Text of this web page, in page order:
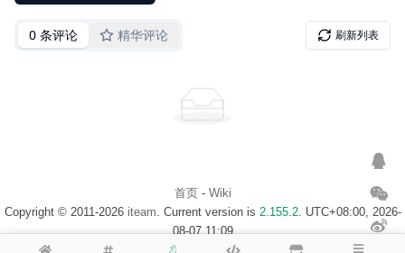
首页- Wiki
Copyright © 2011-2026 iteam. Current version is 2.155.2. UTC+08:00, 2026-
08-07 11:09
浙ICP备14020137号-1 $访客地图$